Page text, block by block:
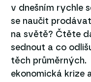
v dnešním rychle
se naučit
na světě? Čtěte
sednout a co
těch průměrných.
ekonomická krize